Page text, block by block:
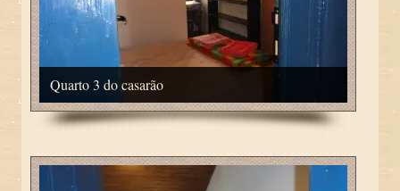
Quarto 3 do casarão